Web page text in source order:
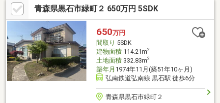
青森県黒石市緑町２ 650万円 5SDK
650万円
間取り 5SDK
建物面積114.21m2
土地面積332.83m2
築年月 1974年11月(築51年10ヶ月)
弘南鉄道弘南線 黒石駅 徒歩6分
青森県黒石市緑町２